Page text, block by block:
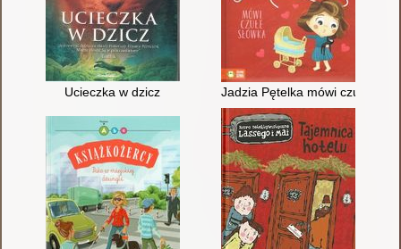
Ucieczka w dzicz Jadzia Pętelka mówi czułe